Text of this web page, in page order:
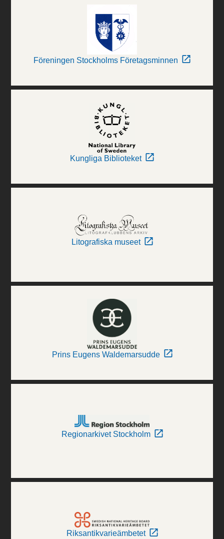
Föreningen Stockholms Företagsminnen
Kungliga Biblioteket
Litografiska museet
Prins Eugens Waldemarsudde
Regionarkivet Stockholm
Riksantikvarieämbetet